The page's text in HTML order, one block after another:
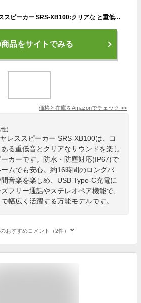
ソニー(SONY) ワイヤレススピーカー SRS-XB100:クリアな と重低音再生/防水・防塵対応 IP67/ロングバッテリー内蔵 約16時間/ハンズフリー通話対応/ステレオペア機能搭載/USB Type-C充電 ブラック SRS-XB100 BC
商品をサイトでみる
価格と在庫をAmazonでチェック >>
性)
レススピーカー SRS-XB100は、コ
る重低音とクリアなサウンドを楽し
カーです。防水・防塵対応(IP67)で
ムでも安心。約16時間のロングバ
音楽を楽しめ、USB Type-C充電に
フリー通話やステレオペア機能で、
幅広く活躍する万能モデルです。
おすすめコメント（2件）